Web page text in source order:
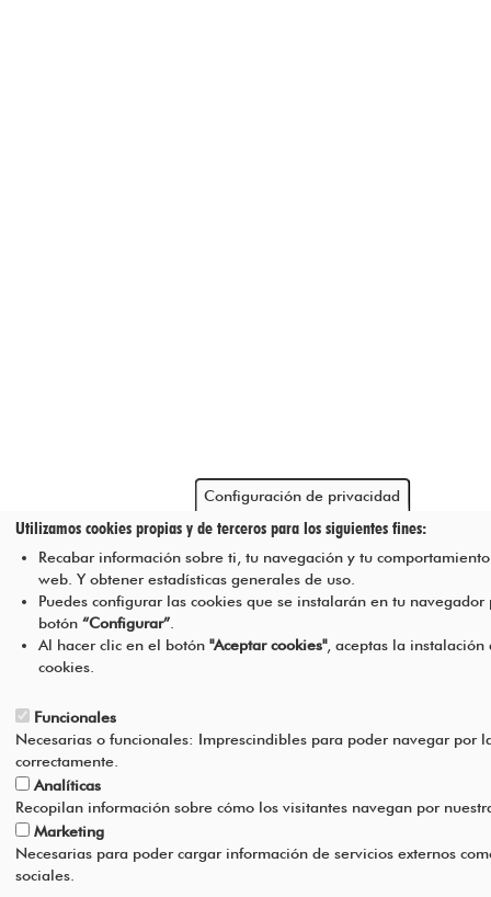
Configuración de privacidad
Utilizamos cookies propias y de terceros para los siguientes fines:
Recabar información sobre ti, tu navegación y tu
web. Y obtener estadísticas generales de uso.
Puedes configurar las cookies que se instalarán en tu navegador
botón “Configurar”.
Al hacer clic en el botón "Aceptar cookies", aceptas la instalación
cookies.
Funcionales
Necesarias o funcionales: Imprescindibles para poder navegar por
correctamente.
Analíticas
Recopilan información sobre cómo los visitantes navegan por
Marketing
Necesarias para poder cargar información de servicios externos
sociales.